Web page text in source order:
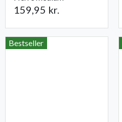
159,95 kr.
Bestseller